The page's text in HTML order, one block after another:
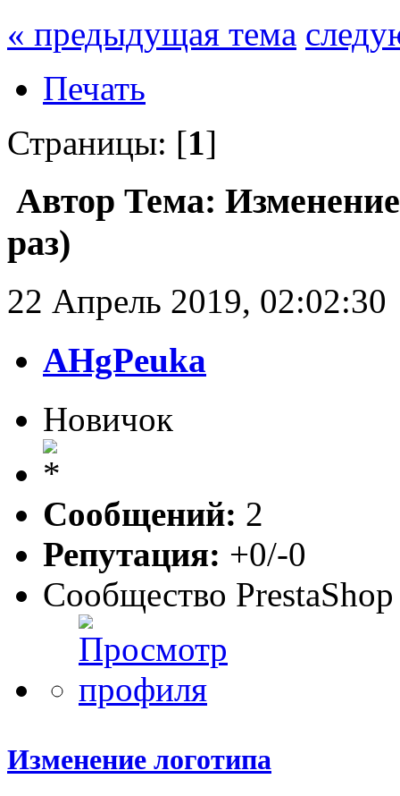
« предыдущая тема
Печать
Страницы: [1]
Автор Тема:
раз)
22 Апрель 2019, 02:02:30
AHgPeuka
Новичок
Сообщений: 2
Репутация: +0/-0
Сообщество PrestaShop
Изменение логотипа